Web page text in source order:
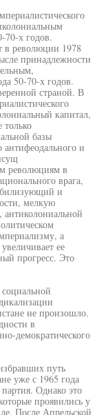
70-х годов.
в революции 1978
принадлежности
50-70-х годов.
страной. В
капитал,
базы
и
революциям в
врага,
и
мелкую
а
ее
прогресс. Это
не произошло.
в
демократического
путь
уже с 1965 года
Однако это
проявились у
После Апрельской